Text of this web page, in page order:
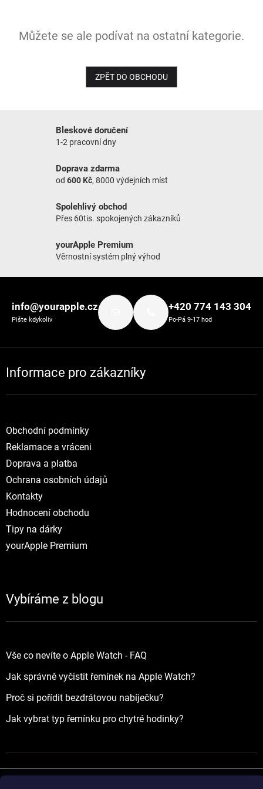
Můžete se ale podívat na ostatní kategorie.
ZPĚT DO OBCHODU
Bleskové doručení
1-2 pracovní dny
Doprava zdarma
od 600 Kč, 8000 výdejních míst
Spolehlivý obchod
Přes 60tis. spokojených zákazníků
yourApple Premium
Věrnostní systém plný výhod
info@yourapple.cz
Pište kdykoliv
+420 774 143 304
Po-Pá 9-17 hod
Informace pro zákazníky
Obchodní podmínky
Reklamace a vráceni
Doprava a platba
Ochrana osobních údajů
Kontakty
Hodnocení obchodu
Tipy na dárky
yourApple Premium
Vybíráme z blogu
Vše co nevíte o Apple Watch - FAQ
Jak správně vyčistit řemínek na Apple Watch?
Proč si pořídit bezdrátovou nabíječku?
Jak vybrat typ řemínku pro chytré hodinky?